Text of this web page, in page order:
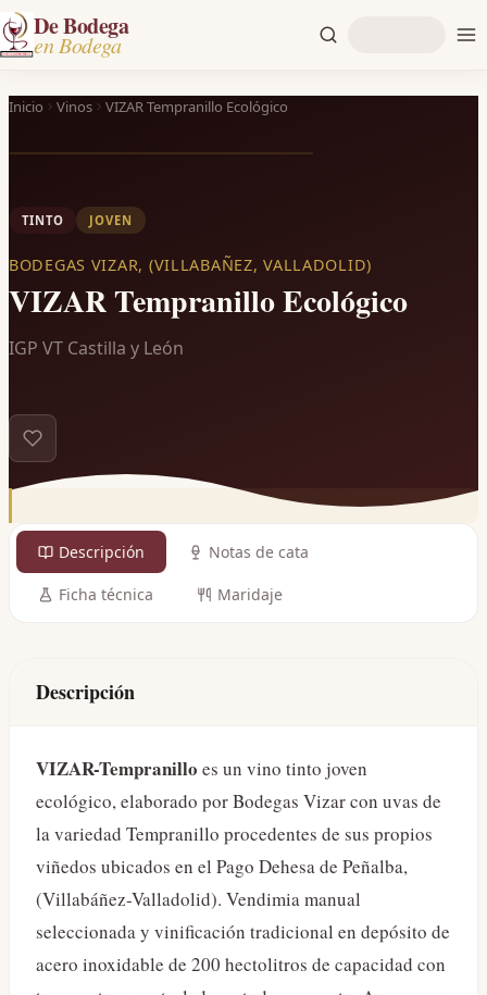
De Bodega
en Bodega
Inicio Vinos VIZAR Tempranillo Ecológico
TINTO JOVEN
BODEGAS VIZAR, (VILLABAÑEZ, VALLADOLID)
VIZAR Tempranillo Ecológico
IGP VT Castilla y León
Descripción Notas de cata
Ficha técnica Maridaje
Descripción
VIZAR-Tempranillo es un vino tinto joven
ecológico, elaborado por Bodegas Vizar con uvas de
la variedad Tempranillo procedentes de sus propios
viñedos ubicados en el Pago Dehesa de Peñalba,
(Villabáñez-Valladolid). Vendimia manual
seleccionada y vinificación tradicional en depósito de
acero inoxidable de 200 hectolitros de capacidad con